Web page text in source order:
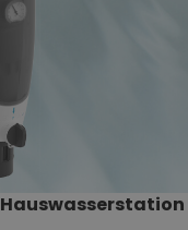
Hauswasserstation